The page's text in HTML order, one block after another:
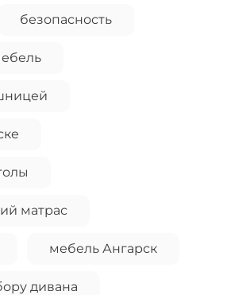
безопасность
матрас
мебель Ангарск
дивана